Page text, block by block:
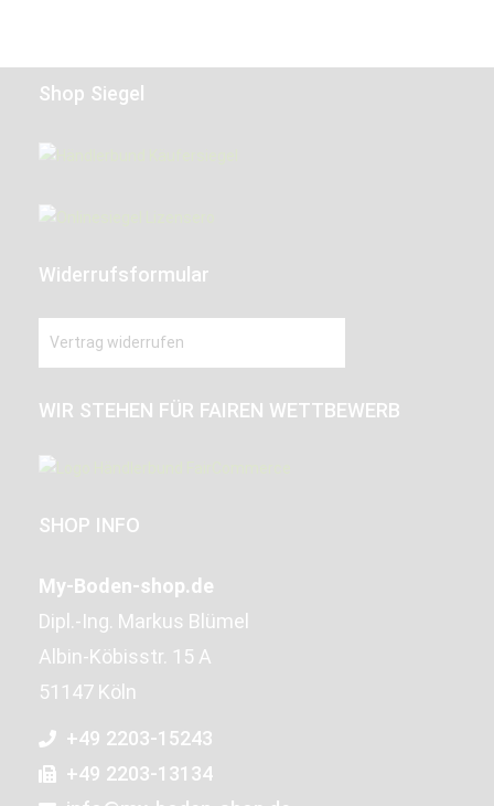
Shop Siegel
Widerrufsformular
Vertrag widerrufen
WIR STEHEN FÜR FAIREN WETTBEWERB
SHOP INFO
My-Boden-shop.de
Dipl.-Ing. Markus Blümel
Albin-Köbisstr. 15 A
51147 Köln
+49 2203-15243
+49 2203-13134